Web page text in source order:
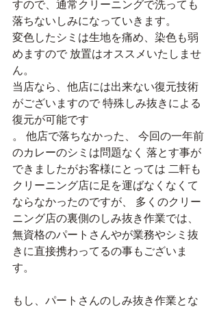
すので、通常クリーニングで洗っても
落ちないしみになっていきます。
変色したシミは生地を痛め、染色も弱
めますので 放置はオススメいたしませ
ん。
当店なら、他店には出来ない復元技術
がございますので 特殊しみ抜きによる
復元が可能です
。 他店で落ちなかった、 今回の一年前
のカレーのシミは問題なく 落とす事が
できましたがお客様にとっては 二軒も
クリーニング店に足を運ばなくなくて
ならなかったのですが、 多くのクリー
ニング店の裏側のしみ抜き作業では、
無資格のパートさんやが業務やシミ抜
きに直接携わってるの事もございま
す。
もし、パートさんのしみ抜き作業とな